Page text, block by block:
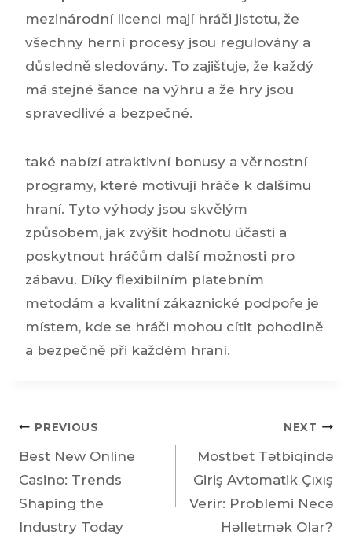
mezinárodní licenci mají hráči jistotu, že
všechny herní procesy jsou regulovány a
důsledně sledovány. To zajišťuje, že každý
má stejné šance na výhru a že hry jsou
spravedlivé a bezpečné.
také nabízí atraktivní bonusy a věrnostní
programy, které motivují hráče k dalšímu
hraní. Tyto výhody jsou skvělým
způsobem, jak zvýšit hodnotu účasti a
poskytnout hráčům další možnosti pro
zábavu. Díky flexibilním platebním
metodám a kvalitní zákaznické podpoře je
místem, kde se hráči mohou cítit pohodlně
a bezpečně při každém hraní.
PREVIOUS
Best New Online
Casino: Trends
Shaping the
Industry Today
NEXT
Mostbet Tətbiqində
Giriş Avtomatik Çıxış
Verir: Problemi Necə
Həlletmək Olar?